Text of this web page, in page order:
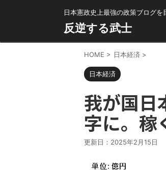
日本憲政史上最強の政策ブログを
反逆する武士
HOME > 日本経済 >
日本経済
我が国日
字に。稼
更新日： 2025年2月15日